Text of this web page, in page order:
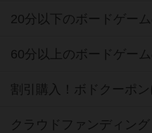
20分以下のボードゲー
60分以上のボードゲー
割引購入！ボドクーポン
クラウドファンディン